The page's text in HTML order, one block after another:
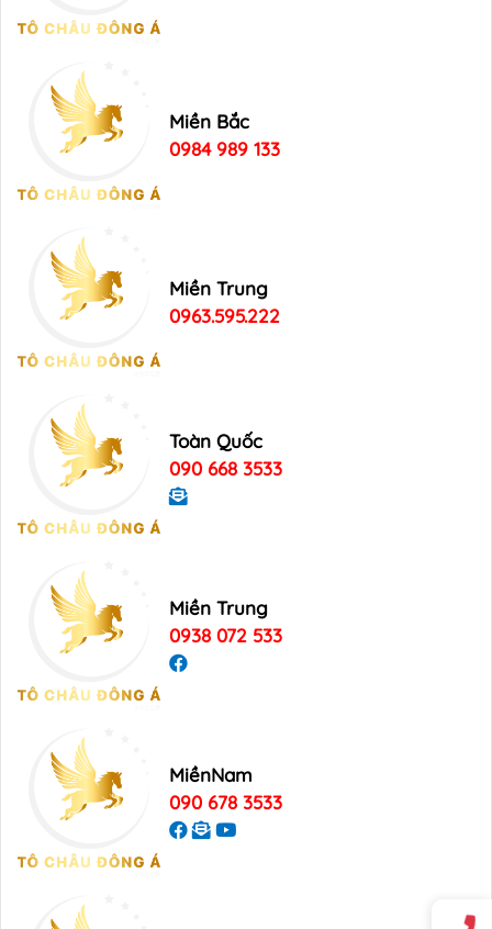
Miền Bắc
0984 989 133
Miền Trung
0963.595.222
Toàn Quốc
090 668 3533
Miền Trung
0938 072 533
MiềnNam
090 678 3533